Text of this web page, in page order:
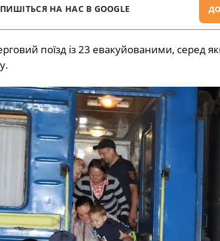
НА НАС В GOOGLE
поїзд із 23 евакуйованими, серед